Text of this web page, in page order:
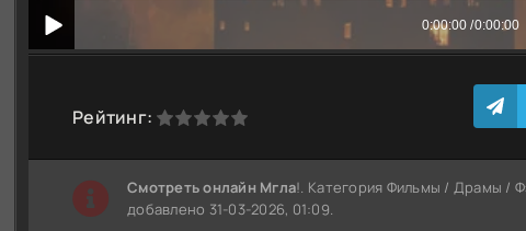
Рейтинг:
2 3 4 5
Cмотреть онлайн Мгла!. Категория Фильмы / Драмы /
добавлено 31-03-2026, 01:09.